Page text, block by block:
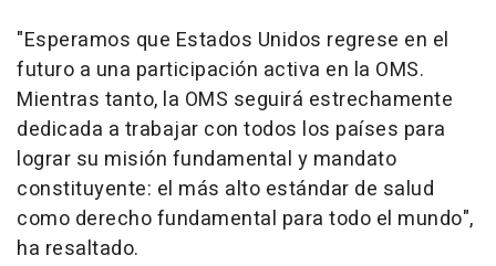
"Esperamos que Estados Unidos regrese en el
futuro a una participación activa en la OMS.
Mientras tanto, la OMS seguirá estrechamente
dedicada a trabajar con todos los países para
lograr su misión fundamental y mandato
constituyente: el más alto estándar de salud
como derecho fundamental para todo el mundo",
ha resaltado.